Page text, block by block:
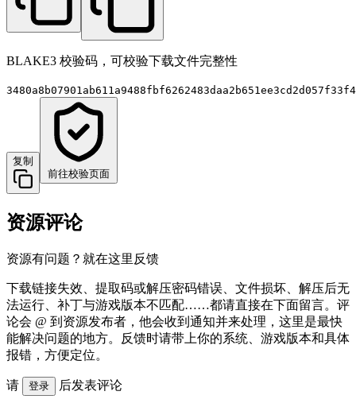
BLAKE3 校验码，可校验下载文件完整性
复制
前往校验页面
资源评论
资源有问题？就在这里反馈
下载链接失效、提取码或解压密码错误、文件损坏、解压后无
法运行、补丁与游戏版本不匹配……都请直接在下面留言。评
论会 @ 到资源发布者，他会收到通知并来处理，这里是最快
能解决问题的地方。反馈时请带上你的系统、游戏版本和具体
报错，方便定位。
请 登录 后发表评论